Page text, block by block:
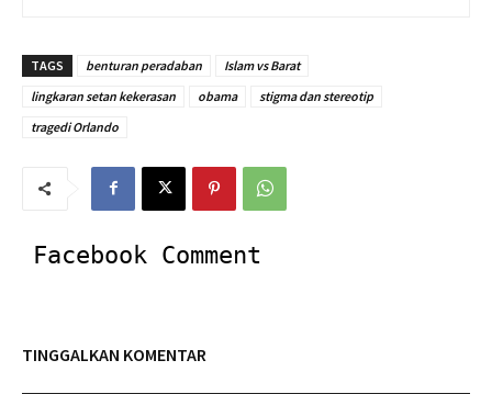
TAGS benturan peradaban
Islam vs Barat
lingkaran setan kekerasan
obama
stigma dan stereotip
tragedi Orlando
Facebook Comment
TINGGALKAN KOMENTAR